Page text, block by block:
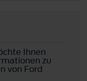
Ihnen
zu
von Ford